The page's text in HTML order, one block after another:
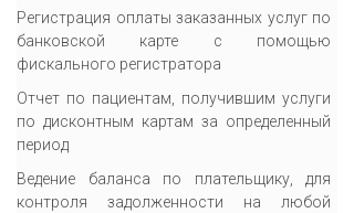
Регистрация оплаты заказанных услуг по
банковской карте с помощью
фискального регистратора
Отчет по пациентам, получившим услуги
по дисконтным картам за определенный
период
Ведение баланса по плательщику, для
контроля задолженности на любой